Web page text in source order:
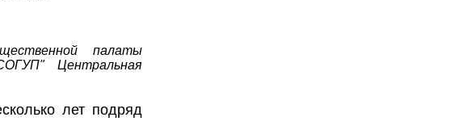
палаты
Центральная
лет подряд